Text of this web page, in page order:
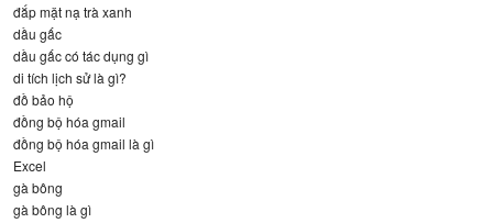
đắp mặt nạ trà xanh
dầu gấc
dầu gấc có tác dụng gì
di tích lịch sử là gì?
đồ bảo hộ
đồng bộ hóa gmail
đồng bộ hóa gmail là gì
Excel
gà bông
gà bông là gì